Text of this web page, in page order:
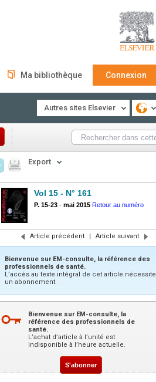
Ma bibliothèque Connexion
Autres sites Elsevier
Export
Vol 15 - N° 161
P. 15-23 - mai 2015 Retour au numéro
Article précédent | Article suivant
Bienvenue sur EM-consulte, la référence des
professionnels de santé.
L’accès au texte intégral de cet article nécessite
un abonnement.
Bienvenue sur EM-consulte, la
référence des professionnels de
santé.
L’achat d’article à l’unité est
indisponible à l’heure actuelle.
S'abonner